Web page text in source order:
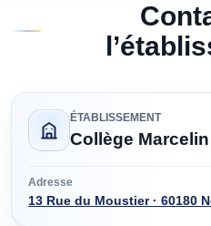
ÉTABLISSEMENT
Collège
Adresse
13 Rue du Moustier · 60180